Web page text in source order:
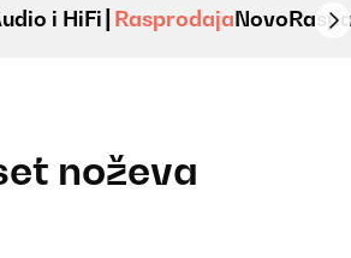
i HiFi RasprodajaNovo
noževa